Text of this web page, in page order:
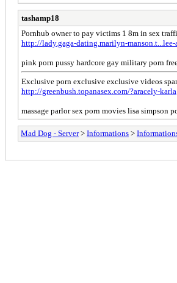
tashamp18
Pornhub owner to pay victims 1 8m in sex
http://lady.gaga-dating.marilyn-manson.t...lee-
pink porn pussy hardcore gay military porn
Exclusive porn exclusive exclusive videos
http://greenbush.topanasex.com/?aracely-karla
massage parlor sex porn movies lisa simpson
Mad Dog - Server> Informations >